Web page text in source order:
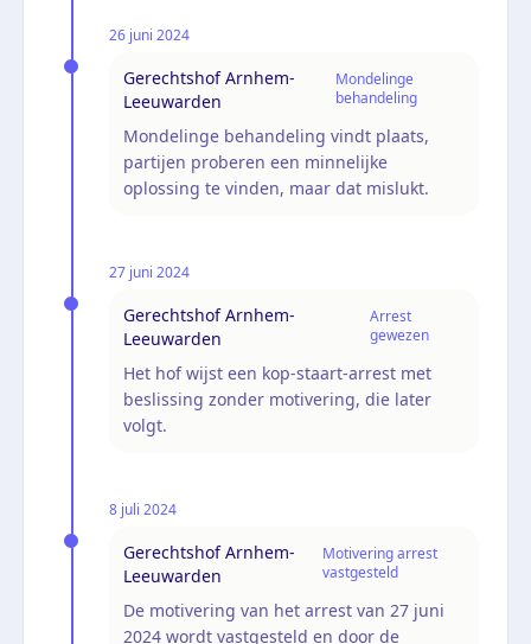
26 juni 2024
Gerechtshof Arnhem-
Leeuwarden
Mondelinge
behandeling
Mondelinge behandeling vindt plaats,
partijen proberen een minnelijke
oplossing te vinden, maar dat mislukt.
27 juni 2024
Gerechtshof Arnhem-
Leeuwarden
Arrest
gewezen
Het hof wijst een kop-staart-arrest met
beslissing zonder motivering, die later
volgt.
8 juli 2024
Gerechtshof Arnhem-
Leeuwarden
Motivering arrest
vastgesteld
De motivering van het arrest van 27 juni
2024 wordt vastgesteld en door de